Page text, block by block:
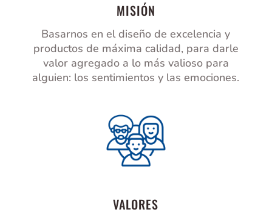
MISIÓN
Basarnos en el diseño de excelencia y
productos de máxima calidad, para darle
valor agregado a lo más valioso para
alguien: los sentimientos y las emociones.
VALORES